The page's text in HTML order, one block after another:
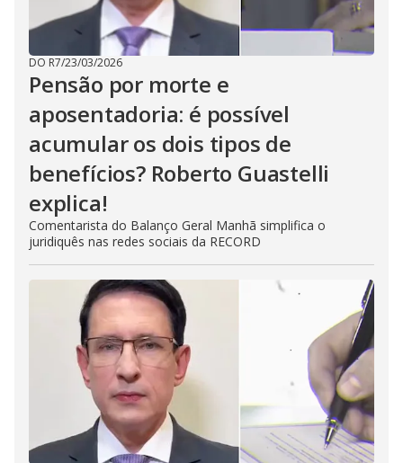
DO R7/23/03/2026
Pensão por morte e
aposentadoria: é possível
acumular os dois tipos de
benefícios? Roberto Guastelli
explica!
Comentarista do Balanço Geral Manhã simplifica o
juridiquês nas redes sociais da RECORD